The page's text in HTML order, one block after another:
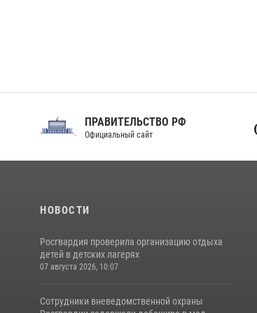
ПРАВИТЕЛЬСТВО РФ
Официальный сайт
НОВОСТИ
Росгвардия проверила организацию отдыха
детей в детских лагерях
07 августа 2026, 10:07
Сотрудники вневедомственной охраны